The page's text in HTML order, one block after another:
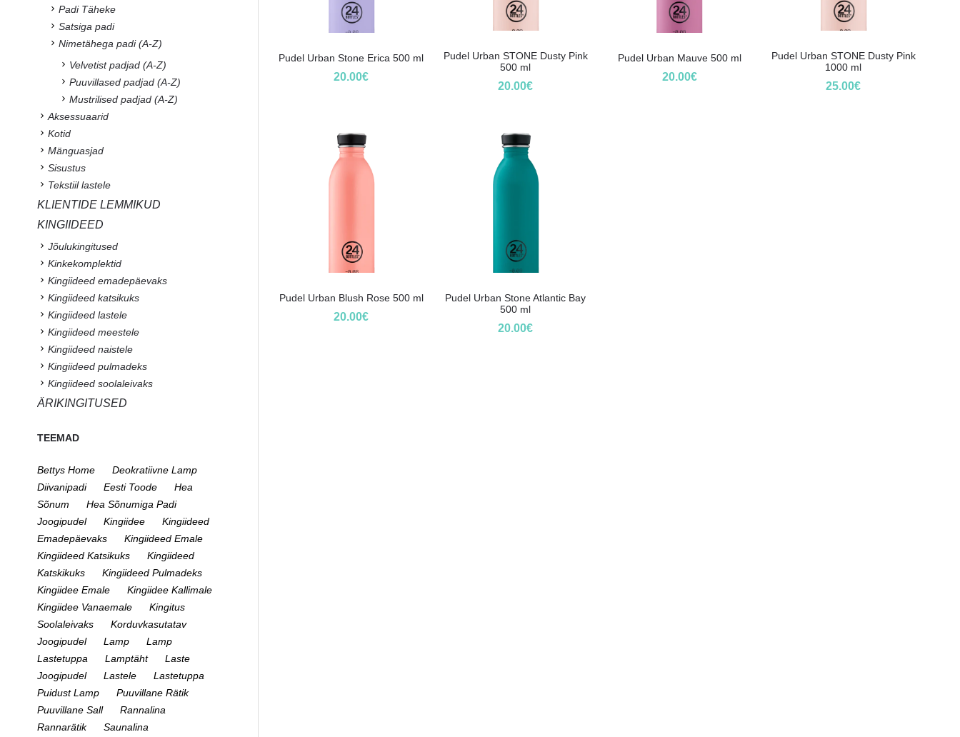
Pudel Urban Stone Erica 500 ml
20.00€
Pudel Urban STONE Dusty Pink
500 ml
20.00€
Pudel Urban Mauve 500 ml
20.00€
Pudel Urban STONE Dusty Pink
1000 ml
25.00€
Pudel Urban Blush Rose 500 ml
20.00€
Pudel Urban Stone Atlantic Bay
500 ml
20.00€
Padi Täheke
Satsiga padi
Nimetähega padi (A-Z)
Velvetist padjad (A-Z)
Puuvillased padjad (A-Z)
Mustrilised padjad (A-Z)
Aksessuaarid
Kotid
Mänguasjad
Sisustus
Tekstiil lastele
KLIENTIDE LEMMIKUD
KINGIIDEED
Jõulukingitused
Kinkekomplektid
Kingiideed emadepäevaks
Kingiideed katsikuks
Kingiideed lastele
Kingiideed meestele
Kingiideed naistele
Kingiideed pulmadeks
Kingiideed soolaleivaks
ÄRIKINGITUSED
TEEMAD
Bettys Home
Deokratiivne Lamp
Diivanipadi
Eesti Toode
Hea
Sõnum
Hea Sõnumiga Padi
Joogipudel
Kingiidee
Kingiideed
Emadepäevaks
Kingiideed Emale
Kingiideed Katsikuks
Kingiideed
Katskikuks
Kingiideed Pulmadeks
Kingiidee Emale
Kingiidee Kallimale
Kingiidee Vanaemale
Kingitus
Soolaleivaks
Korduvkasutatav
Joogipudel
Lamp
Lamp
Lastetuppa
Lamptäht
Laste
Joogipudel
Lastele
Lastetuppa
Puidust Lamp
Puuvillane Rätik
Puuvillane Sall
Rannalina
Rannarätik
Saunalina